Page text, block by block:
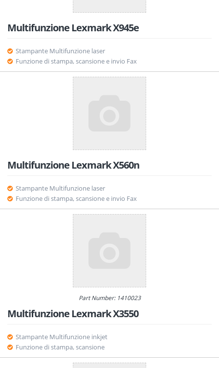
Multifunzione Lexmark X945e
Stampante Multifunzione laser
Funzione di stampa, scansione e invio Fax
Multifunzione Lexmark X560n
Stampante Multifunzione laser
Funzione di stampa, scansione e invio Fax
Part Number: 1410023
Multifunzione Lexmark X3550
Stampante Multifunzione inkjet
Funzione di stampa, scansione